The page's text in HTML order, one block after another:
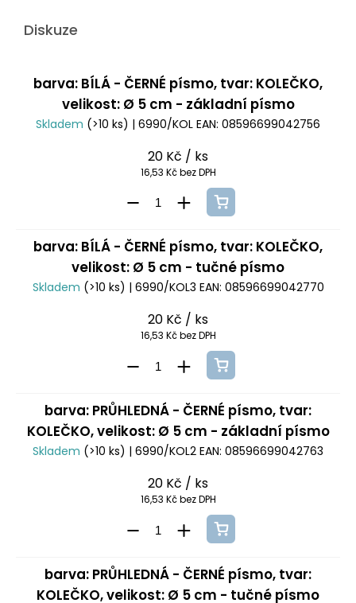
Diskuze
barva: BÍLÁ - ČERNÉ písmo, tvar: KOLEČKO,
velikost: Ø 5 cm - základní písmo
Skladem (>10 ks) | 6990/KOL EAN: 08596699042756
20 Kč / ks
16,53 Kč bez DPH
barva: BÍLÁ - ČERNÉ písmo, tvar: KOLEČKO,
velikost: Ø 5 cm - tučné písmo
Skladem (>10 ks) | 6990/KOL3 EAN: 08596699042770
20 Kč / ks
16,53 Kč bez DPH
barva: PRŮHLEDNÁ - ČERNÉ písmo, tvar:
KOLEČKO, velikost: Ø 5 cm - základní písmo
Skladem (>10 ks) | 6990/KOL2 EAN: 08596699042763
20 Kč / ks
16,53 Kč bez DPH
barva: PRŮHLEDNÁ - ČERNÉ písmo, tvar:
KOLEČKO, velikost: Ø 5 cm - tučné písmo